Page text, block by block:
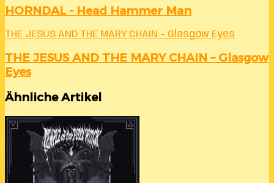
HORNDAL - Head Hammer Man
THE JESUS AND THE MARY CHAIN – Glasgow Eyes
THE JESUS AND THE MARY CHAIN – Glasgow
Eyes
Ähnliche Artikel